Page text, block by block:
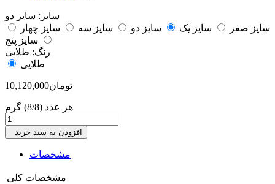
سایز: سایز دو
سایز صفر
سایز یک سایز دو سایز سه
سایز چهار
سایز پنج
رنگ: طلایی
طلایی
10,120,000تومان
هر عدد (8/8) گرم
افزودن به سبد خرید
مشخصات
مشخصات کلی